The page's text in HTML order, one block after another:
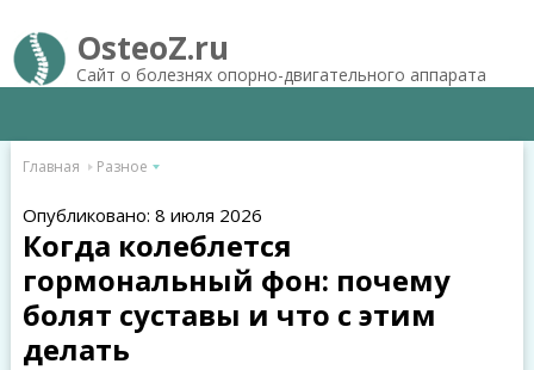
OsteoZ.ru
Сайт о болезнях опорно-двигательного аппарата
Главная Разное
Опубликовано: 8 июля 2026
Когда колеблется
гормональный фон: почему
болят суставы и что с этим
делать